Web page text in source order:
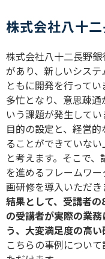
株式会社八十
株式会社八十二長野
があり、新しいシス
ともに開発を行って
多忙となり、意思疎
いう課題が発生して
目的の設定と、経営
ることができていな
と考えます。そこで
を進めるフレームワ
画研修を導入いただき
結果として、受講者の
の受講者が実際の業
う、大変満足度の高い
こちらの事例につい